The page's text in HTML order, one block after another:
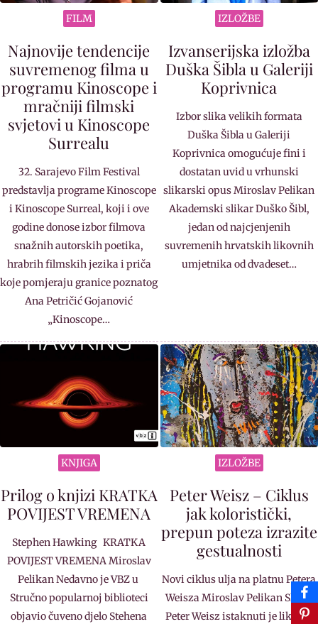
FILM
Najnovije tendencije
suvremenog filma u
programu Kinoscope i
mračniji filmski
svjetovi u Kinoscope
Surrealu
32. Sarajevo Film Festival
predstavlja programe Kinoscope
i Kinoscope Surreal, koji i ove
godine donose izbor filmova
snažnih autorskih poetika,
hrabrih filmskih jezika i priča
koje pomjeraju granice poznatog
Ana Petričić Gojanović
„Kinoscope…
IZLOŽBE
Izvanserijska izložba
Duška Šibla u Galeriji
Koprivnica
Izbor slika velikih formata
Duška Šibla u Galeriji
Koprivnica omogućuje fini i
dostatan uvid u vrhunski
slikarski opus Miroslav Pelikan
Akademski slikar Duško Šibl,
jedan od najcjenjenih
suvremenih hrvatskih likovnih
umjetnika od dvadeset…
KNJIGA
Prilog o knjizi KRATKA
POVIJEST VREMENA
Stephen Hawking KRATKA
POVIJEST VREMENA Miroslav
Pelikan Nedavno je VBZ u
Stručno popularnoj biblioteci
objavio čuveno djelo Stehena
IZLOŽBE
Peter Weisz – Ciklus
jak koloristički,
prepun poteza izrazite
gestualnosti
Novi ciklus ulja na platnu Petera
Weisza Miroslav Pelikan Slikar
Peter Weisz istaknuti je likovni